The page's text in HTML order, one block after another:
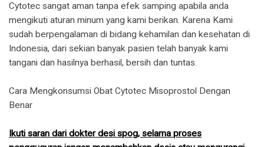
Cytotec sangat aman tanpa efek samping apabila anda
mengikuti aturan minum yang kami berikan. Karena Kami
sudah berpengalaman di bidang kehamilan dan kesehatan di
Indonesia, dari sekian banyak pasien telah banyak kami
tangani dan hasilnya berhasil, bersih dan tuntas.
Cara Mengkonsumsi Obat Cytotec Misoprostol Dengan
Benar
Ikuti saran dari dokter desi spog, selama proses